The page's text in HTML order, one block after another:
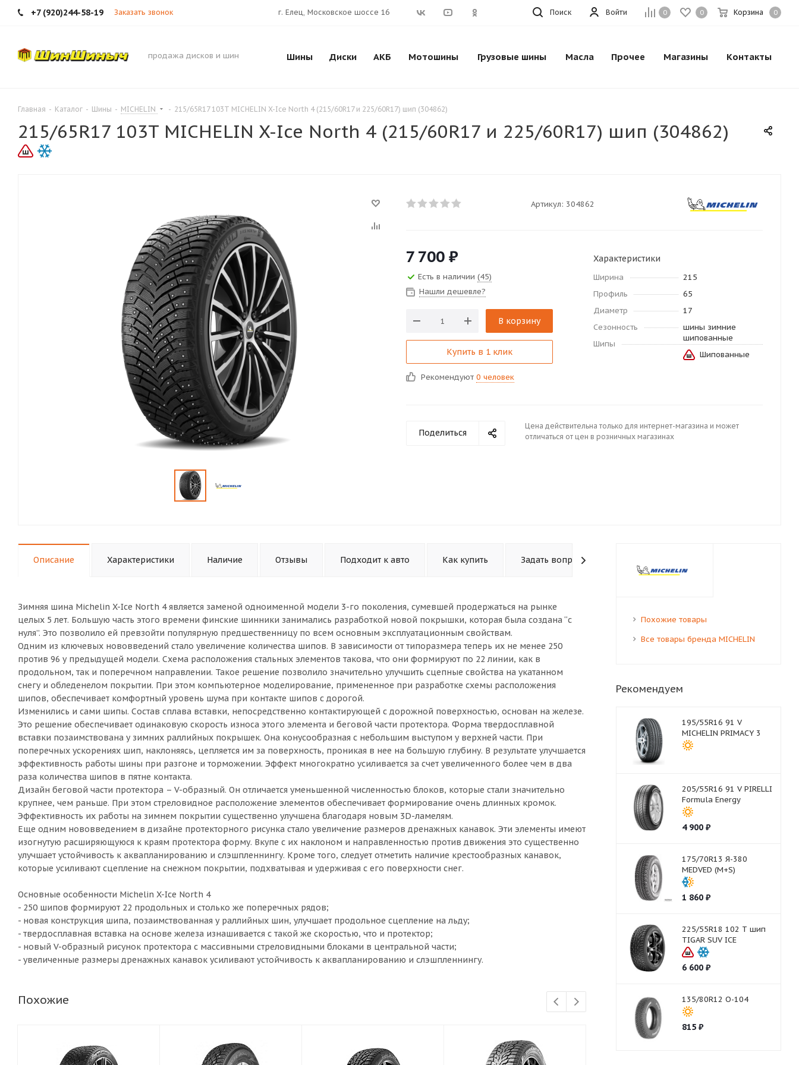
+7 (920)244-58-19 Заказать звонок 0 0 Корзина 0
Войти
г. Елец, Московское шоссе 16 Поиск
продажа дисков и шин Шины Диски АКБ Мотошины Грузовые шины Масла Прочее Магазины Контакты
Главная - Каталог - Шины - MICHELIN - 215/65R17 103T MICHELIN X-Ice North 4 (215/60R17 и 225/60R17) шип (304862)
215/65R17 103T MICHELIN X-Ice North 4 (215/60R17 и 225/60R17) шип (304862)
Артикул: 304862
7 700 ₽
Есть в наличии (45)
Нашли дешевле?
В корзину
Купить в 1 клик
Рекомендуют 0 человек
Характеристики
Ширина
215
Профиль
65
Диаметр
17
Сезонность
шины зимние
шипованные
Шипы
Шипованные
Поделиться
Цена действительна только для интернет-магазина и может
отличаться от цен в розничных магазинах
Описание Характеристики Наличие Отзывы Подходит к авто Как купить Задать вопрос
Зимняя шина Michelin X-Ice North 4 является заменой одноименной модели 3-го поколения, сумевшей продержаться на рынке
целых 5 лет. Большую часть этого времени финские шинники занимались разработкой новой покрышки, которая была создана “с
нуля”. Это позволило ей превзойти популярную предшественницу по всем основным эксплуатационным свойствам.
Одним из ключевых нововведений стало увеличение количества шипов. В зависимости от типоразмера теперь их не менее 250
против 96 у предыдущей модели. Схема расположения стальных элементов такова, что они формируют по 22 линии, как в
продольном, так и поперечном направлении. Такое решение позволило значительно улучшить сцепные свойства на укатанном
снегу и обледенелом покрытии. При этом компьютерное моделирование, примененное при разработке схемы расположения
шипов, обеспечивает комфортный уровень шума при контакте шипов с дорогой.
Изменились и сами шипы. Состав сплава вставки, непосредственно контактирующей с дорожной поверхностью, основан на железе.
Это решение обеспечивает одинаковую скорость износа этого элемента и беговой части протектора. Форма твердосплавной
вставки позаимствована у зимних раллийных покрышек. Она конусообразная с небольшим выступом у верхней части. При
поперечных ускорениях шип, наклоняясь, цепляется им за поверхность, проникая в нее на большую глубину. В результате улучшается
эффективность работы шины при разгоне и торможении. Эффект многократно усиливается за счет увеличенного более чем в два
раза количества шипов в пятне контакта.
Дизайн беговой части протектора – V-образный. Он отличается уменьшенной численностью блоков, которые стали значительно
крупнее, чем раньше. При этом стреловидное расположение элементов обеспечивает формирование очень длинных кромок.
Эффективность их работы на зимнем покрытии существенно улучшена благодаря новым 3D-ламелям.
Еще одним нововведением в дизайне протекторного рисунка стало увеличение размеров дренажных канавок. Эти элементы имеют
изогнутую расширяющуюся к краям протектора форму. Вкупе с их наклоном и направленностью против движения это существенно
улучшает устойчивость к аквапланированию и слэшпленнингу. Кроме того, следует отметить наличие крестообразных канавок,
которые усиливают сцепление на снежном покрытии, подхватывая и удерживая с его поверхности снег.
Основные особенности Michelin X-Ice North 4
- 250 шипов формируют 22 продольных и столько же поперечных рядов;
- новая конструкция шипа, позаимствованная у раллийных шин, улучшает продольное сцепление на льду;
- твердосплавная вставка на основе железа изнашивается с такой же скоростью, что и протектор;
- новый V-образный рисунок протектора с массивными стреловидными блоками в центральной части;
- увеличенные размеры дренажных канавок усиливают устойчивость к аквапланированию и слэшпленнингу.
Похожие
Похожие товары
Все товары бренда MICHELIN
Рекомендуем
195/55R16 91 V
MICHELIN PRIMACY 3
205/55R16 91 V PIRELLI
Formula Energy
4 900₽
175/70R13 Я-380
MEDVED (M+S)
1 860₽
225/55R18 102 T шип
TIGAR SUV ICE
6 600₽
135/80R12 О-104
815₽